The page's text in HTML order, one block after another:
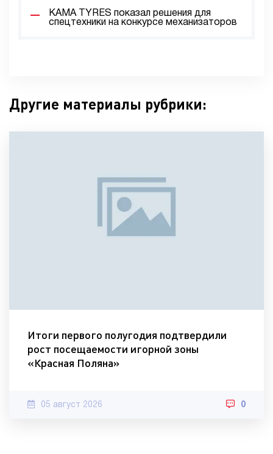
KAMA TYRES показал решения для
спецтехники на конкурсе механизаторов
Другие материалы рубрики:
Итоги первого полугодия подтвердили
рост посещаемости игорной зоны
«Красная Поляна»
05 август 2026 0